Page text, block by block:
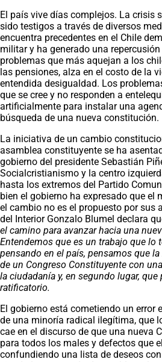
El país vive días complejos. La crisis
sido testigos a través de diversos
encuentra precedentes en el Chile
militar y ha generado una
problemas que más aquejan a los
las pensiones, alza en el costo de la
entendida desigualdad. Los
que se cree y no responden a
artificialmente para instalar una
búsqueda de una nueva constitución.
La iniciativa de un cambio
asamblea constituyente se ha
gobierno del presidente Sebastián
Socialcristianismo y la centro
hasta los extremos del Partido
bien el gobierno ha expresado que el
el cambio no es el propuesto por sus
del Interior Gonzalo Blumel declara
el camino para avanzar hacia una
Entendemos que es un trabajo que lo
pensando en el país, pensamos que
de un Congreso Constituyente con
la ciudadanía y, en segundo lugar,
ratificatorio.
El gobierno está cometiendo un error
de una minoría radical ilegítima, que
cae en el discurso de que una nueva
para todos los males y defectos que
confundiendo una lista de deseos